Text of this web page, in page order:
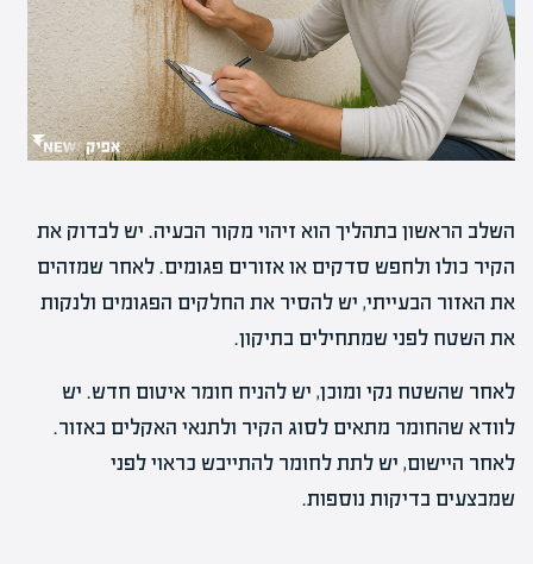
השלב הראשון בתהליך הוא זיהוי מקור הבעיה. יש לבדוק את
הקיר כולו ולחפש סדקים או אזורים פגומים. לאחר שמזהים
את האזור הבעייתי, יש להסיר את החלקים הפגומים ולנקות
את השטח לפני שמתחילים בתיקון.
לאחר שהשטח נקי ומוכן, יש להניח חומר איטום חדש. יש
לוודא שהחומר מתאים לסוג הקיר ולתנאי האקלים באזור.
לאחר היישום, יש לתת לחומר להתייבש כראוי לפני
שמבצעים בדיקות נוספות.